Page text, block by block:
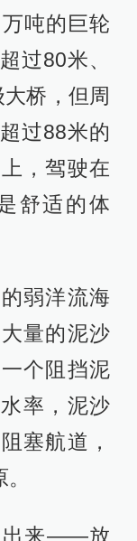
吨的巨轮
过80米、
桥，但周
过88米的
，驾驶在
舒适的体
弱洋流海
量的泥沙
个阻挡泥
率，泥沙
塞航道，
出来——放